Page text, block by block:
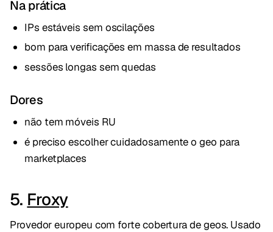
Na prática
IPs estáveis sem oscilações
bom para verificações em massa de resultados
sessões longas sem quedas
Dores
não tem móveis RU
é preciso escolher cuidadosamente o geo para
marketplaces
5. Froxy
Provedor europeu com forte cobertura de geos. Usado